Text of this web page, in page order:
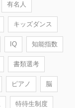
有名人
キッズダンス
IQ 知能指数
書類選考
ピアノ 脳
特待生制度